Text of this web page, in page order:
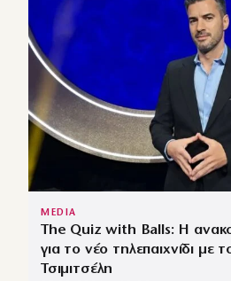
MEDIA
The Quiz with Balls: Η
για το νέο τηλεπαιχνίδι με
Τσιμιτσέλη